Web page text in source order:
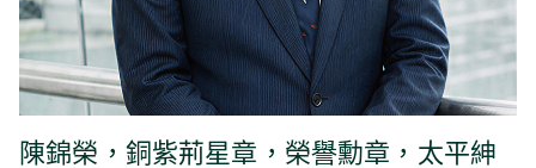
陳錦榮，銅紫荊星章，榮譽勳章，太平紳